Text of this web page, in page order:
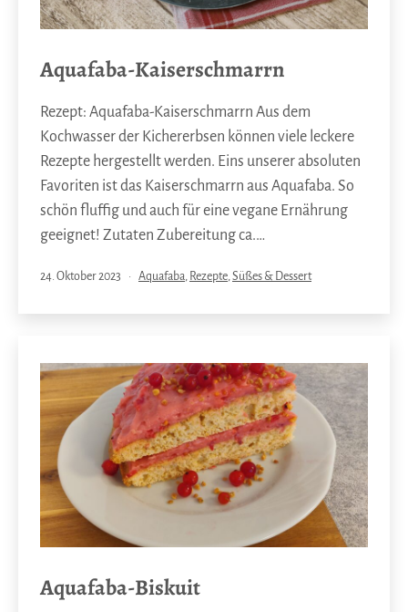
Aquafaba-Kaiserschmarrn
Rezept: Aquafaba-Kaiserschmarrn Aus dem
Kochwasser der Kichererbsen können viele leckere
Rezepte hergestellt werden. Eins unserer absoluten
Favoriten ist das Kaiserschmarrn aus Aquafaba. So
schön fluffig und auch für eine vegane Ernährung
geeignet! Zutaten Zubereitung ca.…
Veröffentlicht
24. Oktober 2023
Kategorisiert
Aquafaba, Rezepte,Süßes & Dessert
Aquafaba-Biskuit